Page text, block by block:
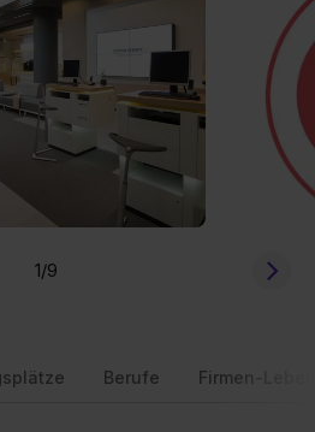
1/9
Berufe Firmen-